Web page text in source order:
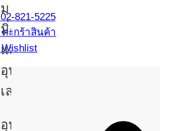
ม
มิ่ง
และ
อุปกรณ์
เสริม
อุปกรณ์
02-821-5225
ตะกร้าสินค้า
Wishlist